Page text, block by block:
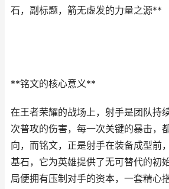
石，副标题，箭无虚发的力量之源**
**铭文的核心意义**
在王者荣耀的战场上，射手是团队持
次普攻的伤害，每一次关键的暴击，
向，而铭文，正是射手在装备成型前
基石，它为英雄提供了无可替代的初
局便拥有压制对手的资本，一套精心